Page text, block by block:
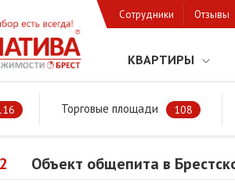
Сотрудники Отзывы
КВАРТИРЫ
Торговые площади 108
недвижимость Объект
Объект общепита в